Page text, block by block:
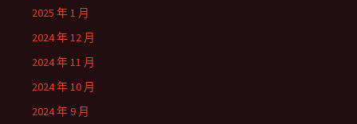
2025 年 1 月
2024 年 12 月
2024 年 11 月
2024 年 10 月
2024 年 9 月